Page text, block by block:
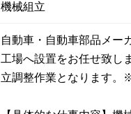
機械組立
自動車・自動車部品メー
工場へ設置をお任せ致し
立調整作業となります。